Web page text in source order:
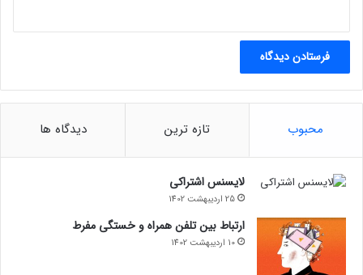
محبوب تازه ترین دیدگاه ها
لایسنس اشتراکی
25 اردیبهشت 1402
ارتباط بین تلفن همراه و خستگی مفرط
10 اردیبهشت 1402